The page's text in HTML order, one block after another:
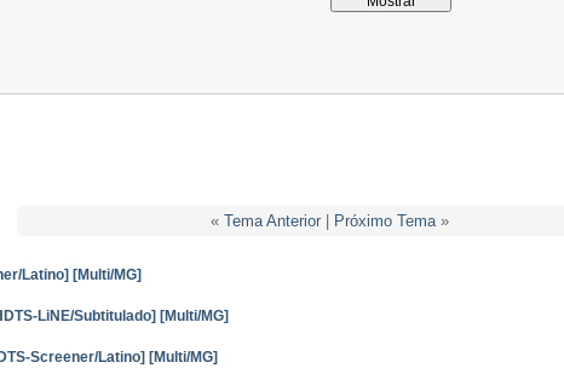
« Tema Anterior| Próximo Tema »
Latino] [Multi/MG]
LiNE/Subtitulado] [Multi/MG]
Screener/Latino] [Multi/MG]